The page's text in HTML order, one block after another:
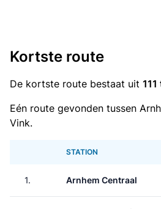
Kortste route
De kortste route bestaat uit
Eén route gevonden tussen
Vink.
STATION
1. Arnhem Centraal